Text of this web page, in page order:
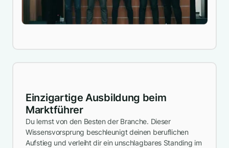
Einzigartige Ausbildung beim
Marktführer
Du lernst von den Besten der Branche. Dieser
Wissensvorsprung beschleunigt deinen beruflichen
Aufstieg und verleiht dir ein unschlagbares Standing im